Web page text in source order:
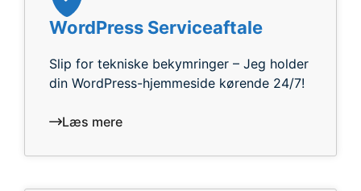
WordPress Serviceaftale
Slip for tekniske bekymringer – Jeg holder
din WordPress-hjemmeside kørende 24/7!
Læs mere